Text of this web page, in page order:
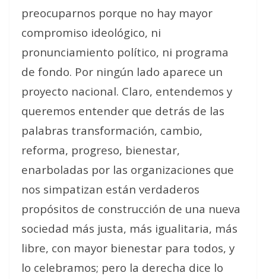
preocuparnos porque no hay mayor
compromiso ideológico, ni
pronunciamiento político, ni programa
de fondo. Por ningún lado aparece un
proyecto nacional. Claro, entendemos y
queremos entender que detrás de las
palabras transformación, cambio,
reforma, progreso, bienestar,
enarboladas por las organizaciones que
nos simpatizan están verdaderos
propósitos de construcción de una nueva
sociedad más justa, más igualitaria, más
libre, con mayor bienestar para todos, y
lo celebramos; pero la derecha dice lo